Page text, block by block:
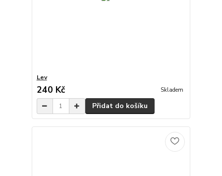
Lev
240 Kč Skladem
Přidat do košíku